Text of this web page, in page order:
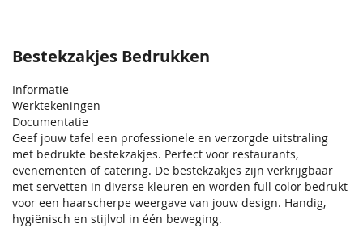
Bestekzakjes Bedrukken
Informatie
Werktekeningen
Documentatie
Geef jouw tafel een professionele en verzorgde uitstraling
met bedrukte bestekzakjes. Perfect voor restaurants,
evenementen of catering. De bestekzakjes zijn verkrijgbaar
met servetten in diverse kleuren en worden full color bedrukt
voor een haarscherpe weergave van jouw design. Handig,
hygiënisch en stijlvol in één beweging.